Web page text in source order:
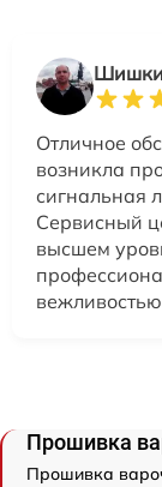
Отличное
возникла
сигнальная
Сервисный
высшем
Прошивка
Прошивка